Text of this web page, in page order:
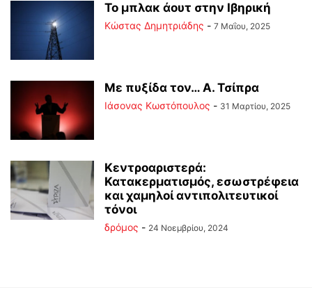
Το μπλακ άουτ στην Ιβηρική
Kώστας Δημητριάδης - 7 Μαΐου, 2025
Με πυξίδα τον… Α. Τσίπρα
Ιάσονας Κωστόπουλος - 31 Μαρτίου, 2025
Κεντροαριστερά:
Κατακερματισμός, εσωστρέφεια
και χαμηλοί αντιπολιτευτικοί
τόνοι
δρόμος - 24 Νοεμβρίου, 2024